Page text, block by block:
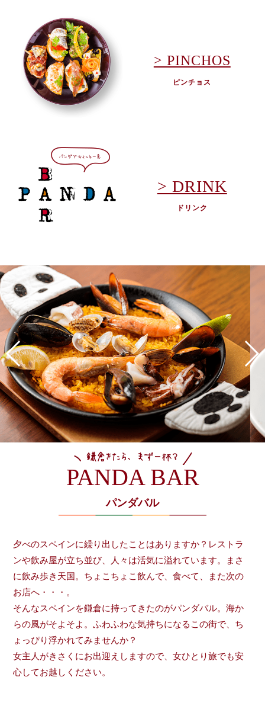
> PINCHOS
ピンチョス
> DRINK
ドリンク
PANDA BAR
パンダバル
夕べのスペインに繰り出したことはありますか？レストラ
ンや飲み屋が立ち並び、人々は活気に溢れています。まさ
に飲み歩き天国。ちょこちょこ飲んで、食べて、また次の
お店へ・・・。
そんなスペインを鎌倉に持ってきたのがパンダバル。海か
らの風がそよそよ。ふわふわな気持ちになるこの街で、ち
ょっぴり浮かれてみませんか？
女主人がきさくにお出迎えしますので、女ひとり旅でも安
心してお越しください。